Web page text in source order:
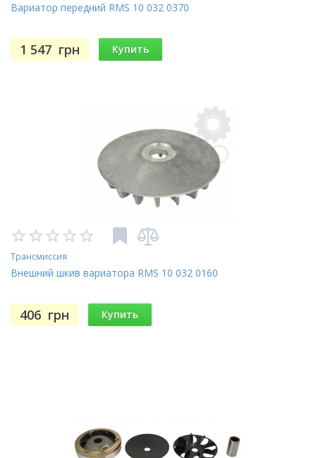
Вариатор передний RMS 10 032 0370
1 547 грн Купить
Трансмиссия
Внешний шкив вариатора RMS 10 032 0160
406 грн Купить